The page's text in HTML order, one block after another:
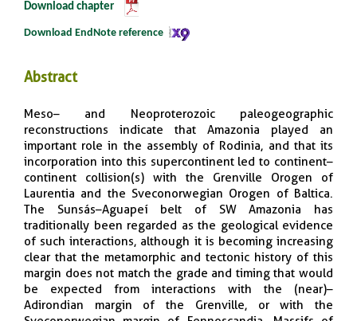
Download chapter
Download EndNote reference​
​​​​Abstract
Meso– and Neoproterozoic paleogeographic
reconstructions indicate that Amazonia played an
important role in the assembly of Rodinia, and that its
incorporation into this supercontinent led to continent–
continent collision(s) with the Grenville Orogen of
Laurentia and the Sveconorwegian Orogen of Baltica.
The Sunsás–Aguapeí belt of SW Amazonia has
traditionally been regarded as the geological evidence
of such interactions, although it is becoming increasing
clear that the metamorphic and tectonic history of this
margin does not match the grade and timing that would
be expected from interactions with the (near)–
Adirondian margin of the Grenville, or with the